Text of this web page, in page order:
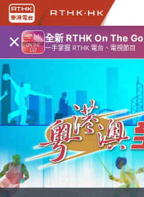
× 全新 RTHK On The Go
一手掌握 RTHK 電台、電視節目